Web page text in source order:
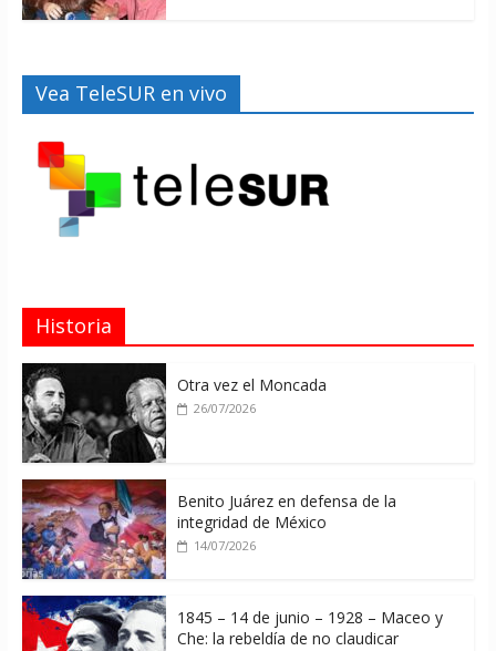
Vea TeleSUR en vivo
Historia
Otra vez el Moncada
26/07/2026
Benito Juárez en defensa de la
integridad de México
14/07/2026
1845 – 14 de junio – 1928 – Maceo y
Che: la rebeldía de no claudicar